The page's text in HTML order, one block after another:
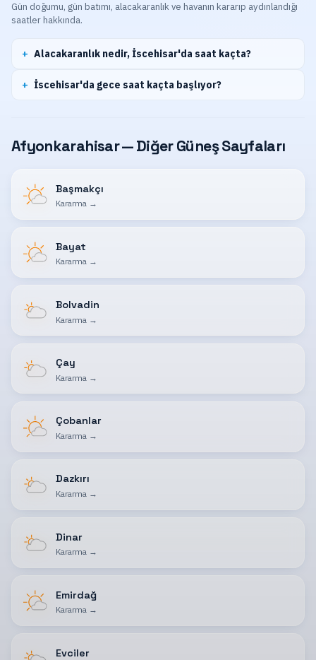
Gün doğumu, gün batımı, alacakaranlık ve havanın kararıp aydınlandığı
saatler hakkında.
Alacakaranlık nedir, İscehisar'da saat kaçta?
İscehisar'da gece saat kaçta başlıyor?
Afyonkarahisar — Diğer Güneş Sayfaları
Başmakçı
Kararma→
Bayat
Kararma→
Bolvadin
Kararma →
Çay
Kararma →
Çobanlar
Kararma →
Dazkırı
Kararma→
Dinar
Kararma→
Emirdağ
Kararma→
Evciler